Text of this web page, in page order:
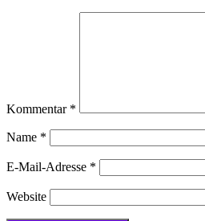
Kommentar *
Name *
E-Mail-Adresse *
Website